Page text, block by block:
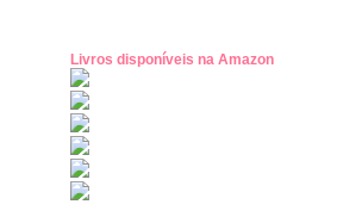
Livros disponíveis na Amazon